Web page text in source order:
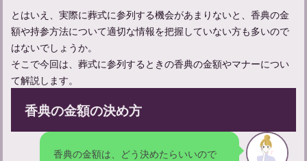
香典の包み方とマナー：三千円の書き方と漢数字の表記について
とはいえ、実際に葬式に参列する機会があまりないと、香典の金
額や持参方法について適切な情報を把握していない方も多いので
はないでしょうか。
そこで今回は、葬式に参列するときの香典の金額やマナーについ
て解説します。
香典の金額の決め方
香典の金額は、どう決めたらいいので